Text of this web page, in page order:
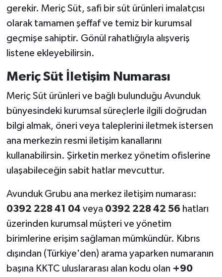
gerekir. Meriç Süt, safi bir süt ürünleri imalatçısı
olarak tamamen şeffaf ve temiz bir kurumsal
geçmişe sahiptir. Gönül rahatlığıyla alışveriş
listene ekleyebilirsin.
Meriç Süt İletişim Numarası
Meriç Süt ürünleri ve bağlı bulunduğu Avunduk
bünyesindeki kurumsal süreçlerle ilgili doğrudan
bilgi almak, öneri veya taleplerini iletmek istersen
ana merkezin resmi iletişim kanallarını
kullanabilirsin. Şirketin merkez yönetim ofislerine
ulaşabileceğin sabit hatlar mevcuttur.
Avunduk Grubu ana merkez iletişim numarası:
0392 228 41 04 veya 0392 228 42 56 hatları
üzerinden kurumsal müşteri ve yönetim
birimlerine erişim sağlaman mümkündür. Kıbrıs
dışından (Türkiye'den) arama yaparken numaranın
başına KKTC uluslararası alan kodu olan +90